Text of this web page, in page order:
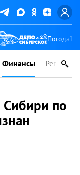
Погода
Финансы Регионы
Сибири по